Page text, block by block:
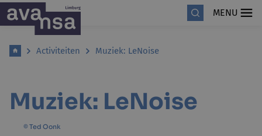
MENU
Activiteiten Muziek: LeNoise
Muziek: LeNoise
© Ted Oonk